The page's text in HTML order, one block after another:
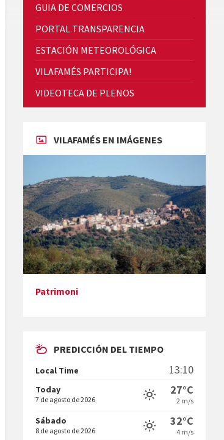
Cicle de Cine i Dones rurals
Concerts al Museu
mare&quot;, d'Emma Zafon
En Bum
GUIA DE COMERCIOS
PORTAL TRANSPARENCIA
ESTACIÓN METEOROLÓGICA
VILAFAMÉS PARTICIPA!
VIDEOTECA DE PLENOS
VILAFAMÉS EN IMÁGENES
Patrimoni
PREDICCIÓN DEL TIEMPO
Local Time 13:10
Today
7 de agosto de 2026
27°C
2 m/s
Sábado
8 de agosto de 2026
32°C
4 m/s